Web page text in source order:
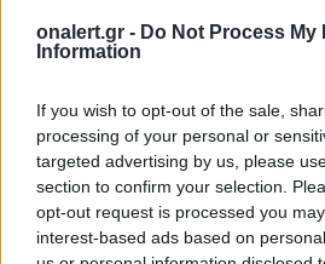
onalert.gr - Do Not Process My
Information
If you wish to opt-out of the sale,
processing of your personal or
targeted advertising by us, please
section to confirm your selection.
opt-out request is processed you
interest-based ads based on